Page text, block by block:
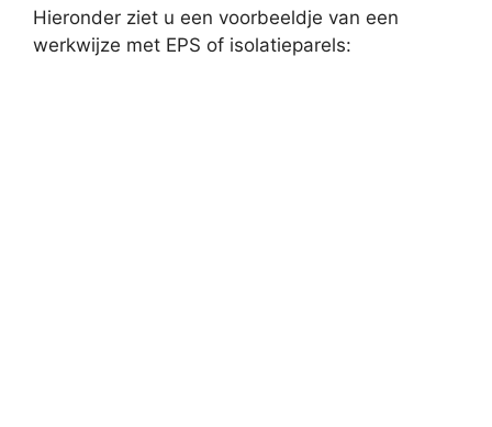
Hieronder ziet u een voorbeeldje van een
werkwijze met EPS of isolatieparels: